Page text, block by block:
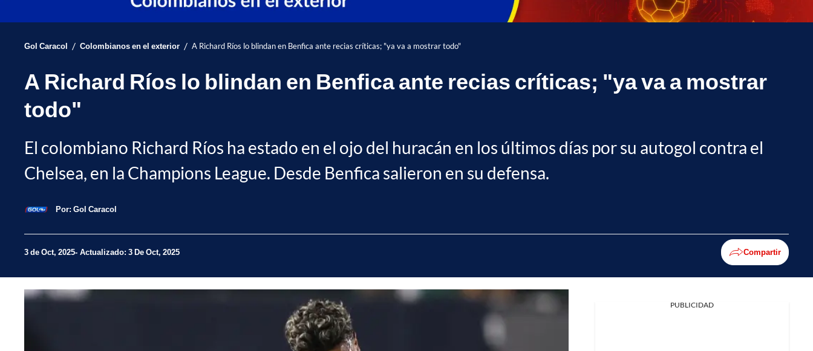
Gol Caracol / Colombianos en el exterior / A Richard Ríos lo blindan en Benfica ante recias críticas; "ya va a mostrar todo"
A Richard Ríos lo blindan en Benfica ante recias críticas; "ya va a mostrar
todo"
El colombiano Richard Ríos ha estado en el ojo del huracán en los últimos días por su autogol contra el
Chelsea, en la Champions League. Desde Benfica salieron en su defensa.
Por: Gol Caracol
3 de Oct, 2025 Actualizado: 3 De Oct, 2025 Compartir
PUBLICIDAD